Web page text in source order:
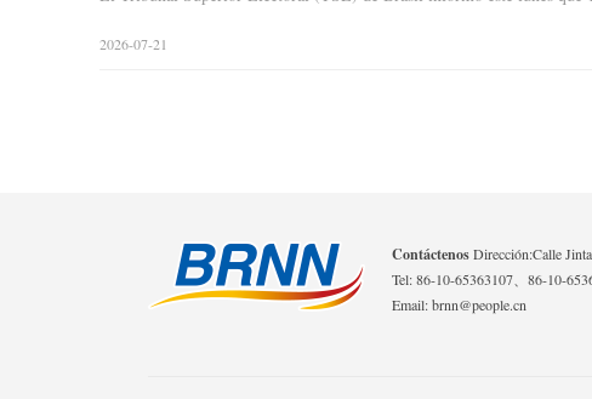
2026-07-21
ContáctenosDirección:Calle
Tel: 86-10-65363107、86-10-
Email: brnn@people.cn